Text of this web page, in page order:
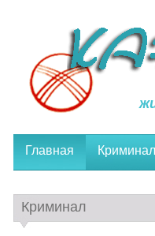
Главная Криминал
Криминал